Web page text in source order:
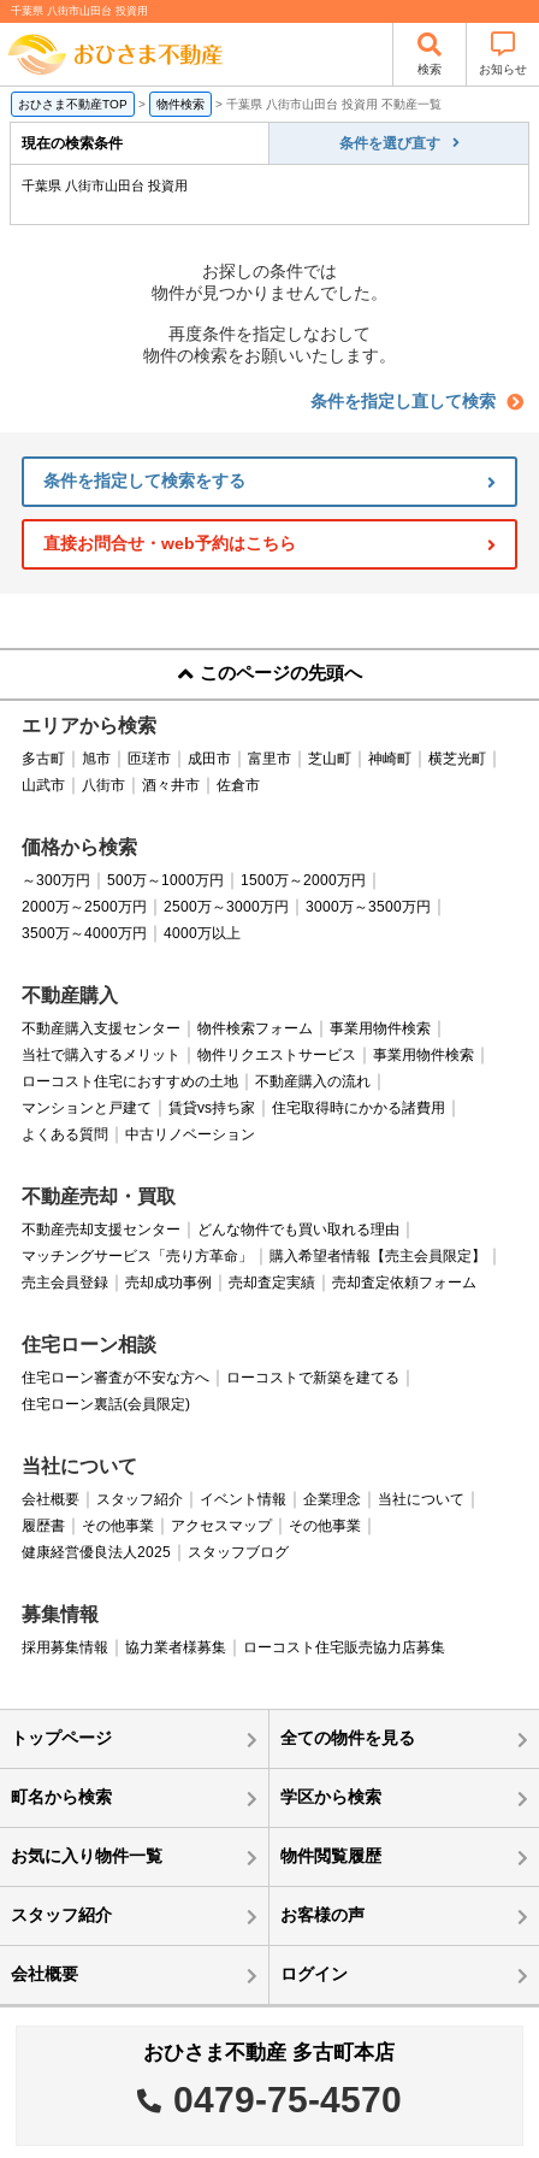
千葉県 八街市山田台 投資用
検索 お知らせ
おひさま不動産TOP > 物件検索 > 千葉県 八街市山田台 投資用 不動産一覧
現在の検索条件 条件を選び直す
千葉県 八街市山田台 投資用
お探しの条件では
物件が見つかりませんでした。
再度条件を指定しなおして
物件の検索をお願いいたします。
条件を指定し直して検索
条件を指定して検索をする
直接お問合せ・web予約はこちら
このページの先頭へ
エリアから検索
多古町 旭市 匝瑳市 成田市 富里市 芝山町 神崎町
横芝光町
山武市
八街市 酒々井市 佐倉市
価格から検索
～300万円 500万～1000万円
1500万～2000万円
2000万～2500万円
2500万～3000万円
3000万～3500万円
3500万～4000万円
4000万以上
不動産購入
不動産購入支援センター 物件検索フォーム
事業用物件検索
当社で購入するメリット
物件リクエストサービス
事業用物件検索
ローコスト住宅におすすめの土地
不動産購入の流れ
マンションと戸建て
賃貸vs持ち家
住宅取得時にかかる諸費用
よくある質問
中古リノベーション
不動産売却・買取
不動産売却支援センター
どんな物件でも買い取れる理由
マッチングサービス「売り方革命」
購入希望者情報【売主会員限定】
売主会員登録
売却成功事例 売却査定実績 売却査定依頼フォーム
住宅ローン相談
住宅ローン審査が不安な方へ
ローコストで新築を建てる
住宅ローン裏話(会員限定)
当社について
会社概要 スタッフ紹介 イベント情報 企業理念
当社について
履歴書
その他事業 アクセスマップ
その他事業
健康経営優良法人2025
スタッフブログ
募集情報
採用募集情報 協力業者様募集 ローコスト住宅販売協力店募集
トップページ 全ての物件を見る
町名から検索 学区から検索
お気に入り物件一覧 物件閲覧履歴
スタッフ紹介 お客様の声
会社概要 ログイン
おひさま不動産 多古町本店
0479-75-4570